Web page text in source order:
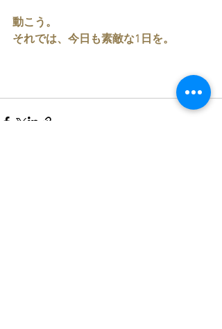
動こう。
それでは、今日も素敵な1日を。